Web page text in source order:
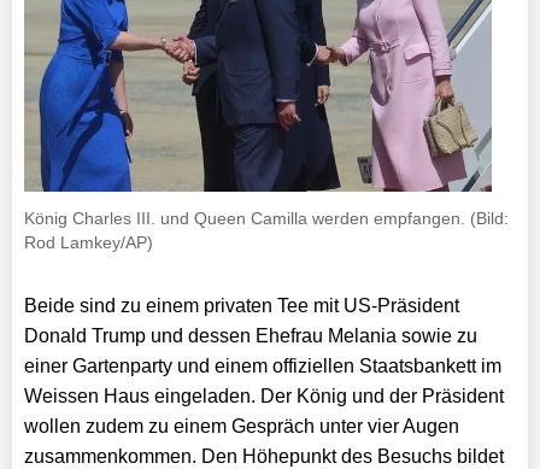
König Charles III. und Queen Camilla werden empfangen. (Bild:
Rod Lamkey/AP)
Beide sind zu einem privaten Tee mit US-Präsident
Donald Trump und dessen Ehefrau Melania sowie zu
einer Gartenparty und einem offiziellen Staatsbankett im
Weissen Haus eingeladen. Der König und der Präsident
wollen zudem zu einem Gespräch unter vier Augen
zusammenkommen. Den Höhepunkt des Besuchs bildet